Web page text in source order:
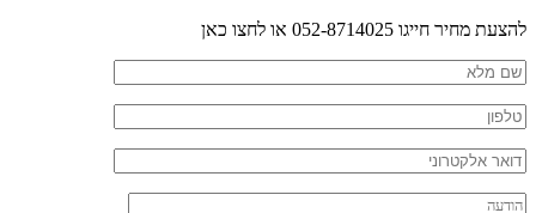
להצעת מחיר חייגו 052-8714025 או לחצו כאן